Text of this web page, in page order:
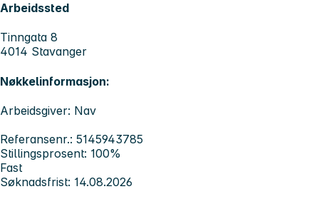
Arbeidssted
Tinngata 8
4014 Stavanger
Nøkkelinformasjon:
Arbeidsgiver: Nav
Referansenr.: 5145943785
Stillingsprosent: 100%
Fast
Søknadsfrist: 14.08.2026